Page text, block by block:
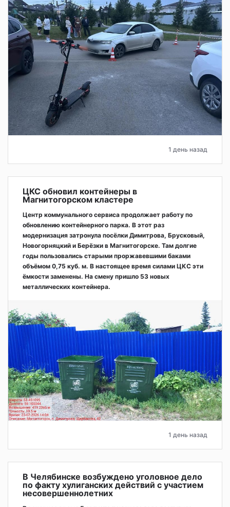
1 день назад
ЦКС обновил контейнеры в
Магнитогорском кластере
Центр коммунального сервиса продолжает работу по
обновлению контейнерного парка. В этот раз
модернизация затронула посёлки Димитрова, Брусковый,
Новогорняцкий и Берёзки в Магнитогорске. Там долгие
годы пользовались старыми проржавевшими баками
объёмом 0,75 куб. м. В настоящее время силами ЦКС эти
ёмкости заменены. На смену пришло 53 новых
металлических контейнера.
1 день назад
В Челябинске возбуждено уголовное дело
по факту хулиганских действий с участием
несовершеннолетних